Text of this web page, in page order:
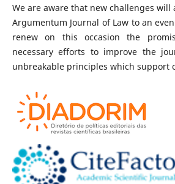
We are aware that new challenges
Argumentum Journal of Law to an
renew on this occasion the
necessary efforts to improve the
unbreakable principles which support